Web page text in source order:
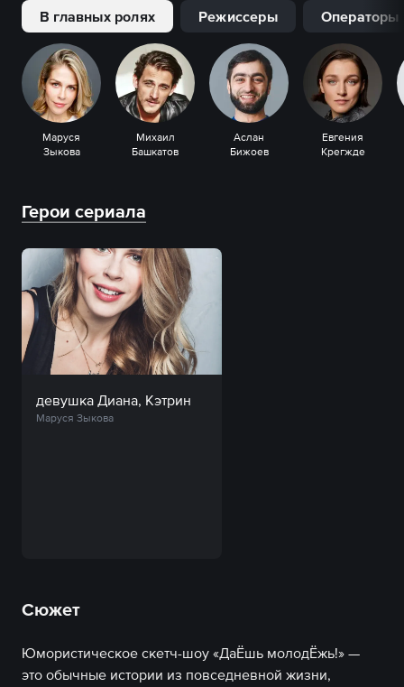
В главных ролях Режиссеры Операторы
Маруся
Зыкова
Михаил
Башкатов
Аслан
Бижоев
Евгения
Крегжде
Герои сериала
девушка Диана, Кэтрин
Маруся Зыкова
Сюжет
Юмористическое скетч-шоу «ДаЁшь молодЁжь!» —
это обычные истории из повседневной жизни,